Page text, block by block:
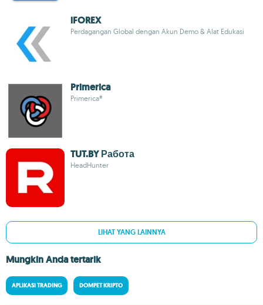
iFOREX
Perdagangan Global dengan Akun Demo & Alat Edukasi
Primerica
Primerica®
TUT.BY Работа
HeadHunter
LIHAT YANG LAINNYA
Mungkin Anda tertarik
APLIKASI TRADING DOMPET KRIPTO